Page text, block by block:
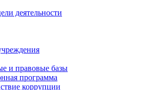
деятельности
и правовые базы
программа
коррупции